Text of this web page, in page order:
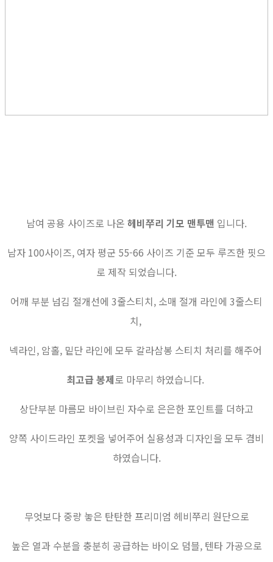
남여 공용 사이즈로 나온 헤비쭈리 기모 맨투맨 입니다.
남자 100사이즈, 여자 평군 55-66 사이즈 기준 모두 루즈한 핏으
로 제작 되었습니다.
어깨 부분 넘김 절개선에 3줄스티치, 소매 절개 라인에 3줄스티
치,
넥라인, 암홀, 밑단 라인에 모두 갈라삼봉 스티치 처리를 해주어
최고급 봉제로 마무리 하였습니다.
상단부분 마름모 바이브린 자수로 은은한 포인트를 더하고
양쪽 사이드라인 포켓을 넣어주어 실용성과 디자인을 모두 겸비
하였습니다.
무엇보다 중량 놓은 탄탄한 프리미엄 헤비쭈리 원단으로
높은 열과 수분을 충분히 공급하는 바이오 덤블, 텐타 가공으로